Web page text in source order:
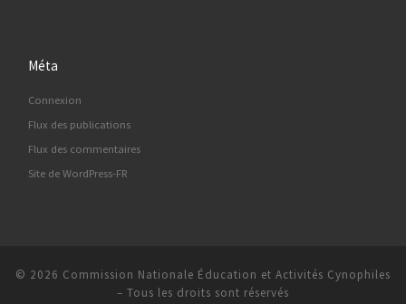
Méta
Connexion
Flux des publications
Flux des commentaires
Site de WordPress-FR
© 2026 Commission Nationale Éducation et Activités Cynophiles
– Tous les droits sont réservés